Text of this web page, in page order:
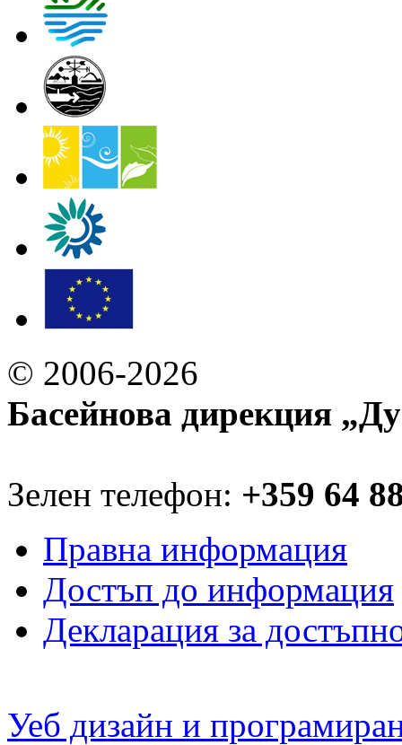
© 2006-2026
Басейнова дирекция
Зелен телефон: +359 64
Правна информация
Достъп до информация
Декларация за
Уеб дизайн и